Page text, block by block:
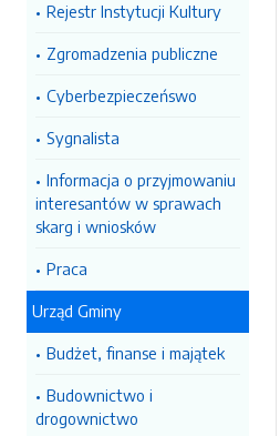
Rejestr Instytucji Kultury
Zgromadzenia publiczne
Cyberbezpieczeńswo
Sygnalista
Informacja o przyjmowaniu
interesantów w sprawach
skarg i wniosków
Praca
Urząd Gminy
Budżet, finanse i majątek
Budownictwo i
drogownictwo